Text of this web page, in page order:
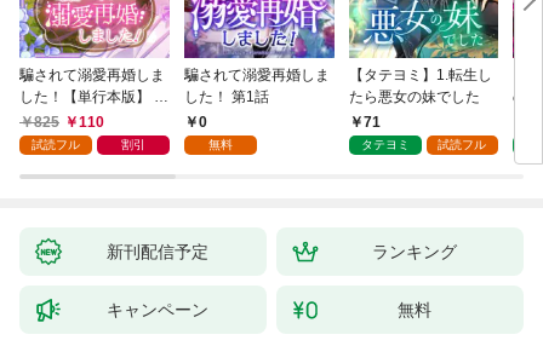
騙されて溺愛再婚しま
した！【単行本版】 1
巻825 110
試読フル 割引
騙されて溺愛再婚しま
した！ 第1話
0
無料
【タテヨミ】1.転生し
たら悪女の妹でした
71
タテヨミ 試読フル
の
新刊配信予定 ランキング
キャンペーン 無料